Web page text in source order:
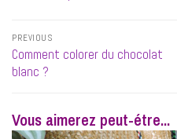
Navigation
de
l’article
PREVIOUS
Previous
post:
Comment colorer du chocolat
blanc ?
Vous aimerez peut-étre...